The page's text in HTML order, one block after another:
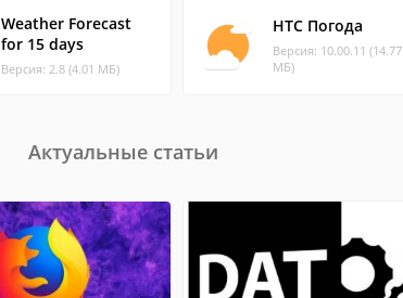
Weather Forecast
for 15 days
Версия: 2.8 (4.01 МБ)
HTC Погода
Версия: 10.00.11 (14.77
МБ)
Актуальные статьи